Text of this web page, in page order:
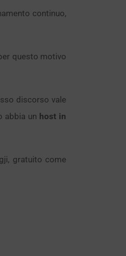
continuo,
questo motivo
discorso vale
abbia un host in
gratuito come